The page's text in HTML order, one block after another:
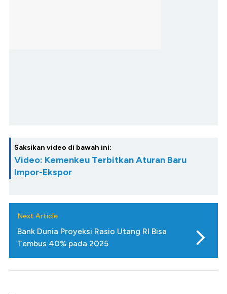
Saksikan video di bawah ini:
Video: Kemenkeu Terbitkan Aturan Baru
Impor-Ekspor
Next Article
Bank Dunia Proyeksi Rasio Utang RI Bisa
Tembus 40% pada 2025